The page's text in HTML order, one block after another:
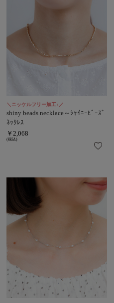
＼ニッケルフリー加工♪／
shiny beads necklace～ｼｬｲﾆｰﾋﾞｰｽﾞ
ﾈｯｸﾚｽ
￥2,068
(税込)